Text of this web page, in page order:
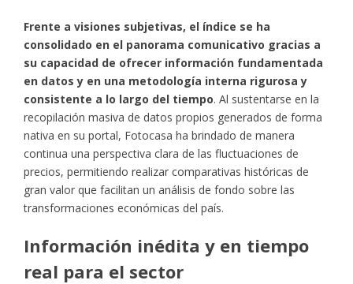
Frente a visiones subjetivas, el índice se ha
consolidado en el panorama comunicativo gracias a
su capacidad de ofrecer información fundamentada
en datos y en una metodología interna rigurosa y
consistente a lo largo del tiempo. Al sustentarse en la
recopilación masiva de datos propios generados de forma
nativa en su portal, Fotocasa ha brindado de manera
continua una perspectiva clara de las fluctuaciones de
precios, permitiendo realizar comparativas históricas de
gran valor que facilitan un análisis de fondo sobre las
transformaciones económicas del país.
Información inédita y en tiempo
real para el sector